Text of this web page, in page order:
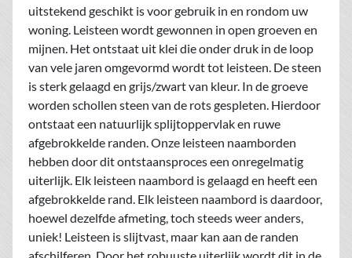
uitstekend geschikt is voor gebruik in en rondom uw
woning. Leisteen wordt gewonnen in open groeven en
mijnen. Het ontstaat uit klei die onder druk in de loop
van vele jaren omgevormd wordt tot leisteen. De steen
is sterk gelaagd en grijs/zwart van kleur. In de groeve
worden schollen steen van de rots gespleten. Hierdoor
ontstaat een natuurlijk splijtoppervlak en ruwe
afgebrokkelde randen. Onze leisteen naamborden
hebben door dit ontstaansproces een onregelmatig
uiterlijk. Elk leisteen naambord is gelaagd en heeft een
afgebrokkelde rand. Elk leisteen naambord is daardoor,
hoewel dezelfde afmeting, toch steeds weer anders,
uniek! Leisteen is slijtvast, maar kan aan de randen